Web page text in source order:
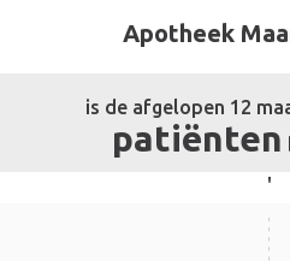
Apotheek
is de afgelopen 12
patiënten
'